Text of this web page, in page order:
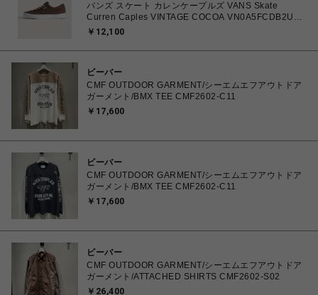
バンズ スケート カレンケープルズ VANS Skate
Curren Caples VINTAGE COCOA VN0A5FCDB2U
26.0㎝～28.0㎝ スニーカー メンズ シューズ
く】
￥12,100
ビーバー
CMF OUTDOOR GARMENT/シーエムエフアウトドア
ガーメント/BMX TEE CMF2602-C11
￥17,600
ビーバー
CMF OUTDOOR GARMENT/シーエムエフアウトドア
ガーメント/BMX TEE CMF2602-C11
￥17,600
ビーバー
CMF OUTDOOR GARMENT/シーエムエフアウトドア
ガーメント/ATTACHED SHIRTS CMF2602-S02
￥26,400